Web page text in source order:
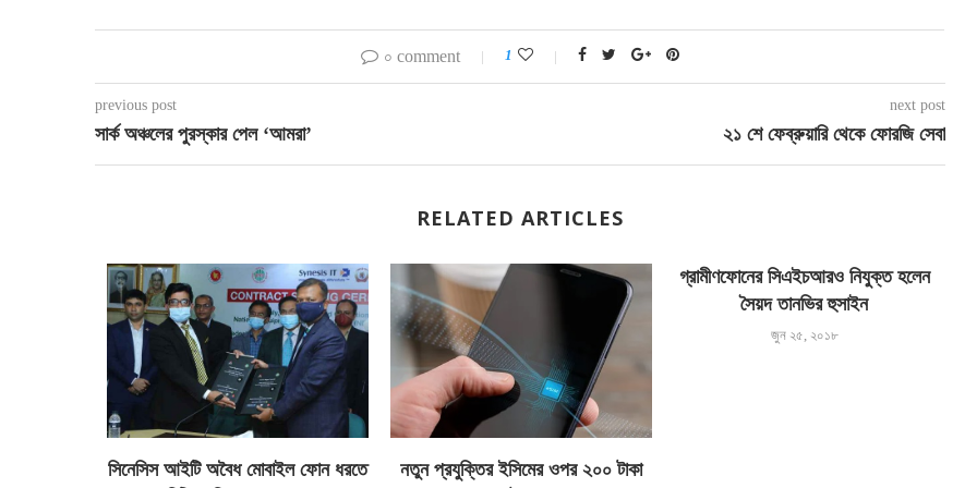
০ comment 1
previous post
সার্ক অঞ্চলের পুরস্কার পেল ‘আমরা’
next post
২১ শে ফেব্রুয়ারি থেকে ফোরজি সেবা
RELATED ARTICLES
সিনেসিস আইটি অবৈধ মোবাইল ফোন ধরতে
নতুন প্রযুক্তির ইসিমের ওপর ২০০ টাকা
গ্রামীণফোনের সিএইচআরও নিযুক্ত হলেন
সৈয়দ তানভির হুসাইন
জুন ২৫, ২০১৮